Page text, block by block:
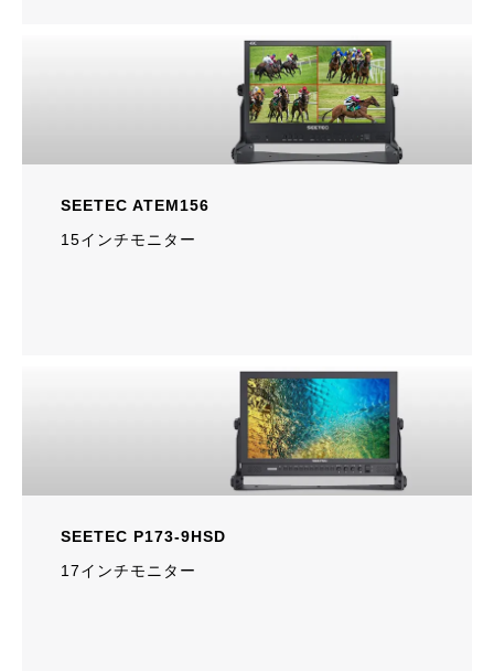
SEETEC ATEM156
15インチモニター
SEETEC P173-9HSD
17インチモニター